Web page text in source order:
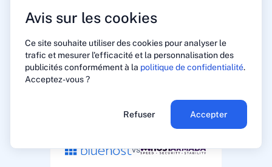
Avis sur les cookies
Ce site souhaite utiliser des cookies pour analyser le
trafic et mesurer l'efficacité et la personnalisation des
publicités conformément à la politique de confidentialité.
Acceptez-vous ?
Refuser Accepter
vs